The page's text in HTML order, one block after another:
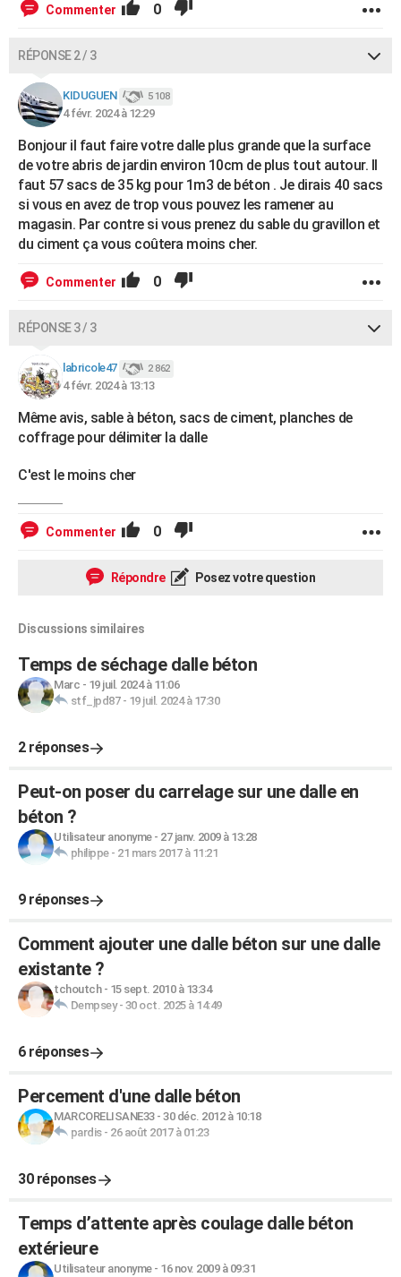
Commenter 0
RÉPONSE 2 / 3
KIDUGUEN 5 108
4 févr. 2024 à 12:29
Bonjour il faut faire votre dalle plus grande que la surface
de votre abris de jardin environ 10cm de plus tout autour. Il
faut 57 sacs de 35 kg pour 1m3 de béton . Je dirais 40 sacs
si vous en avez de trop vous pouvez les ramener au
magasin. Par contre si vous prenez du sable du gravillon et
du ciment ça vous coûtera moins cher.
Commenter 0
RÉPONSE 3 / 3
labricole47 2 862
4 févr. 2024 à 13:13
Même avis, sable à béton, sacs de ciment, planches de
coffrage pour délimiter la dalle
C'est le moins cher
Commenter 0
Répondre Posez votre question
Discussions similaires
Temps de séchage dalle béton
Marc - 19 juil. 2024 à 11:06
stf_jpd87- 19 juil. 2024 à 17:30
2 réponses
Peut-on poser du carrelage sur une dalle en
béton ?
Utilisateur anonyme- 27 janv. 2009 à 13:28
philippe- 21 mars 2017 à 11:21
9 réponses
Comment ajouter une dalle béton sur une dalle
existante ?
tchoutch- 15 sept. 2010 à 13:34
Dempsey- 30 oct. 2025 à 14:49
6 réponses
Percement d'une dalle béton
MARCORELISANE33- 30 déc. 2012 à 10:18
pardis- 26 août 2017 à 01:23
30 réponses
Temps d’attente après coulage dalle béton
extérieure
Utilisateur anonyme- 16 nov. 2009 à 09:31